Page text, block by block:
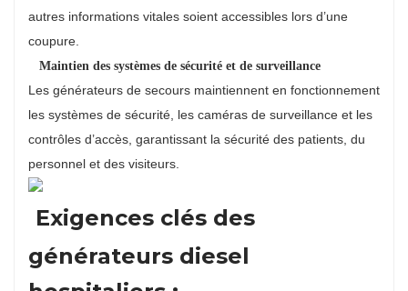
autres informations vitales soient accessibles lors d’une
coupure.
Maintien des systèmes de sécurité et de surveillance
Les générateurs de secours maintiennent en fonctionnement
les systèmes de sécurité, les caméras de surveillance et les
contrôles d’accès, garantissant la sécurité des patients, du
personnel et des visiteurs.
Exigences clés des
générateurs diesel